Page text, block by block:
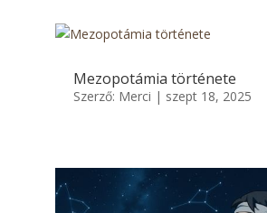
Mezopotámia története
Szerző: Merci | szept 18, 2025